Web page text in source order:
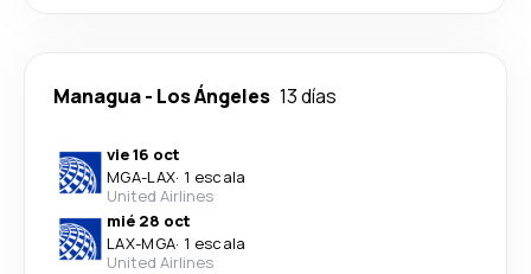
Managua- Los Ángeles 13 días
vie 16 oct
MGA-LAX· 1 escala
United Airlines
mié 28 oct
LAX-MGA· 1 escala
United Airlines